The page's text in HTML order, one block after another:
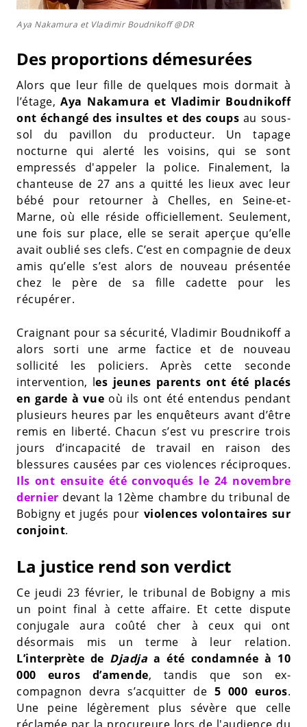
Aya Nakamura et Vladimir Boudnikoff @DR
Des proportions démesurées
Alors que leur fille de quelques mois dormait à
l’étage,Aya Nakamura et Vladimir Boudnikoff
ont échangé des insultes et des coups au sous-
sol du pavillon du producteur. Un tapage
nocturne qui alerté les voisins, qui se sont
empressés d'appeler la police. Finalement, la
chanteuse de 27 ans a quitté les lieux avec leur
bébé pour retourner à Chelles, en Seine-et-
Marne, où elle réside officiellement. Seulement,
une fois sur place, elle se serait aperçue qu’elle
avait oublié ses clefs. C’est en compagnie de deux
amis qu’elle s’est alors de nouveau présentée
chez le père de sa fille cadette pour les
récupérer.
Craignant pour sa sécurité, Vladimir Boudnikoff a
alors sorti une arme factice et de nouveau
sollicité les policiers. Après cette seconde
intervention, les jeunes parents ont été placés
en garde à vue où ils ont été entendus pendant
plusieurs heures par les enquêteurs avant d’être
remis en liberté. Chacun s’est vu prescrire trois
jours d’incapacité de travail en raison des
blessures causées par ces violences réciproques.
Ils ont ensuite été convoqués le 24 novembre
dernier devant la 12ème chambre du tribunal de
Bobigny et jugés pour violences volontaires sur
conjoint.
La justice rend son verdict
Ce jeudi 23 février, le tribunal de Bobigny a mis
un point final à cette affaire. Et cette dispute
conjugale aura coûté cher à ceux qui ont
désormais mis un terme à leur relation.
L’interprète de Djadja a été condamnée à 10
000 euros d’amende, tandis que son ex-
compagnon devra s’acquitter de 5 000 euros.
Une peine légèrement plus sévère que celle